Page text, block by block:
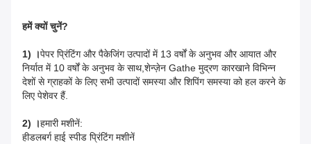
हमें क्यों चुनें?
1) ।पेपर प्रिंटिंग और पैकेजिंग उत्पादों में 13 वर्षों के अनुभव और आयात और
निर्यात में 10 वर्षों के अनुभव के साथ,शेन्ज़ेन Gathe मुद्रण कारखाने विभिन्न
देशों से ग्राहकों के लिए सभी उत्पादों समस्या और शिपिंग समस्या को हल करने के
लिए पेशेवर हैं.
2) ।हमारी मशीनें:
हीडलबर्ग हाई स्पीड प्रिंटिंग मशीनें